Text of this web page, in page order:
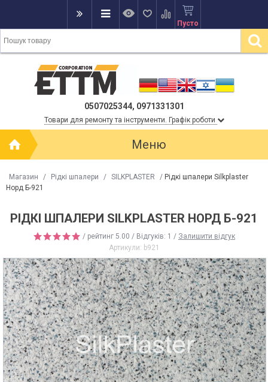
Пусто
0507025344, 0971331301
Товари для ремонту та інструменти. Графік роботи
Меню
Магазин / Рідкі шпалери / SILKPLASTER / Рідкі шпалери Silkplaster
Норд Б-921
РІДКІ ШПАЛЕРИ SILKPLASTER НОРД Б-921
/ рейтинг 5.00 / Відгуків: 1 / Залишити відгук
Артикули: b921